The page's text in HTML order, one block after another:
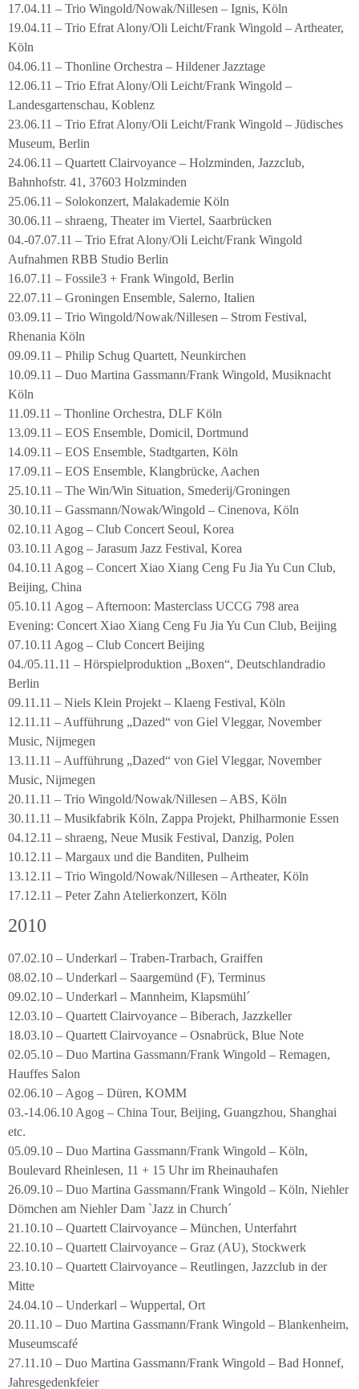
17.04.11 – Trio Wingold/Nowak/Nillesen – Ignis, Köln
19.04.11 – Trio Efrat Alony/Oli Leicht/Frank Wingold – Artheater,
Köln
04.06.11 – Thonline Orchestra – Hildener Jazztage
12.06.11 – Trio Efrat Alony/Oli Leicht/Frank Wingold –
Landesgartenschau, Koblenz
23.06.11 – Trio Efrat Alony/Oli Leicht/Frank Wingold – Jüdisches
Museum, Berlin
24.06.11 – Quartett Clairvoyance – Holzminden, Jazzclub,
Bahnhofstr. 41, 37603 Holzminden
25.06.11 – Solokonzert, Malakademie Köln
30.06.11 – shraeng, Theater im Viertel, Saarbrücken
04.-07.07.11 – Trio Efrat Alony/Oli Leicht/Frank Wingold
Aufnahmen RBB Studio Berlin
16.07.11 – Fossile3 + Frank Wingold, Berlin
22.07.11 – Groningen Ensemble, Salerno, Italien
03.09.11 – Trio Wingold/Nowak/Nillesen – Strom Festival,
Rhenania Köln
09.09.11 – Philip Schug Quartett, Neunkirchen
10.09.11 – Duo Martina Gassmann/Frank Wingold, Musiknacht
Köln
11.09.11 – Thonline Orchestra, DLF Köln
13.09.11 – EOS Ensemble, Domicil, Dortmund
14.09.11 – EOS Ensemble, Stadtgarten, Köln
17.09.11 – EOS Ensemble, Klangbrücke, Aachen
25.10.11 – The Win/Win Situation, Smederij/Groningen
30.10.11 – Gassmann/Nowak/Wingold – Cinenova, Köln
02.10.11 Agog – Club Concert Seoul, Korea
03.10.11 Agog – Jarasum Jazz Festival, Korea
04.10.11 Agog – Concert Xiao Xiang Ceng Fu Jia Yu Cun Club,
Beijing, China
05.10.11 Agog – Afternoon: Masterclass UCCG 798 area
Evening: Concert Xiao Xiang Ceng Fu Jia Yu Cun Club, Beijing
07.10.11 Agog – Club Concert Beijing
04./05.11.11 – Hörspielproduktion „Boxen“, Deutschlandradio
Berlin
09.11.11 – Niels Klein Projekt – Klaeng Festival, Köln
12.11.11 – Aufführung „Dazed“ von Giel Vleggar, November
Music, Nijmegen
13.11.11 – Aufführung „Dazed“ von Giel Vleggar, November
Music, Nijmegen
20.11.11 – Trio Wingold/Nowak/Nillesen – ABS, Köln
30.11.11 – Musikfabrik Köln, Zappa Projekt, Philharmonie Essen
04.12.11 – shraeng, Neue Musik Festival, Danzig, Polen
10.12.11 – Margaux und die Banditen, Pulheim
13.12.11 – Trio Wingold/Nowak/Nillesen – Artheater, Köln
17.12.11 – Peter Zahn Atelierkonzert, Köln
2010
07.02.10 – Underkarl – Traben-Trarbach, Graiffen
08.02.10 – Underkarl – Saargemünd (F), Terminus
09.02.10 – Underkarl – Mannheim, Klapsmühl´
12.03.10 – Quartett Clairvoyance – Biberach, Jazzkeller
18.03.10 – Quartett Clairvoyance – Osnabrück, Blue Note
02.05.10 – Duo Martina Gassmann/Frank Wingold – Remagen,
Hauffes Salon
02.06.10 – Agog – Düren, KOMM
03.-14.06.10 Agog – China Tour, Beijing, Guangzhou, Shanghai
etc.
05.09.10 – Duo Martina Gassmann/Frank Wingold – Köln,
Boulevard Rheinlesen, 11 + 15 Uhr im Rheinauhafen
26.09.10 – Duo Martina Gassmann/Frank Wingold – Köln, Niehler
Dömchen am Niehler Dam `Jazz in Church´
21.10.10 – Quartett Clairvoyance – München, Unterfahrt
22.10.10 – Quartett Clairvoyance – Graz (AU), Stockwerk
23.10.10 – Quartett Clairvoyance – Reutlingen, Jazzclub in der
Mitte
24.04.10 – Underkarl – Wuppertal, Ort
20.11.10 – Duo Martina Gassmann/Frank Wingold – Blankenheim,
Museumscafé
27.11.10 – Duo Martina Gassmann/Frank Wingold – Bad Honnef,
Jahresgedenkfeier